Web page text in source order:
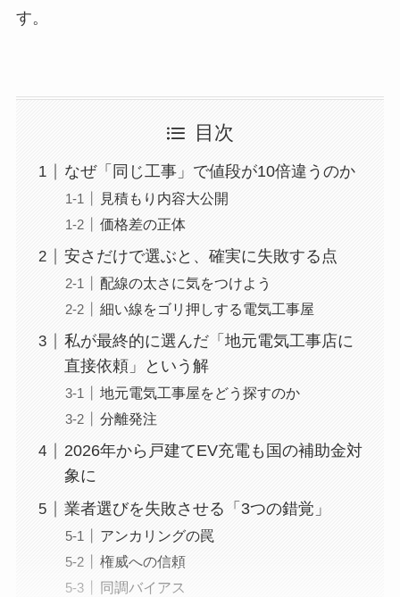
す。
目次
なぜ「同じ工事」で値段が10倍違うのか
見積もり内容大公開
価格差の正体
安さだけで選ぶと、確実に失敗する点
配線の太さに気をつけよう
細い線をゴリ押しする電気工事屋
私が最終的に選んだ「地元電気工事店に
直接依頼」という解
地元電気工事屋をどう探すのか
分離発注
2026年から戸建てEV充電も国の補助金対
象に
業者選びを失敗させる「3つの錯覚」
アンカリングの罠
権威への信頼
同調バイアス